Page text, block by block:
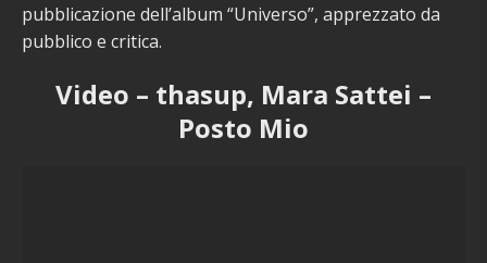
pubblicazione dell’album “Universo”, apprezzato da
pubblico e critica.
Video – thasup, Mara Sattei –
Posto Mio